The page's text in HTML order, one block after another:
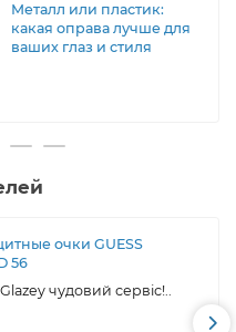
Металл или пластик:
какая оправа лучше для
ваших глаз и стиля
очки GUESS
56
чудовий сервіс!..